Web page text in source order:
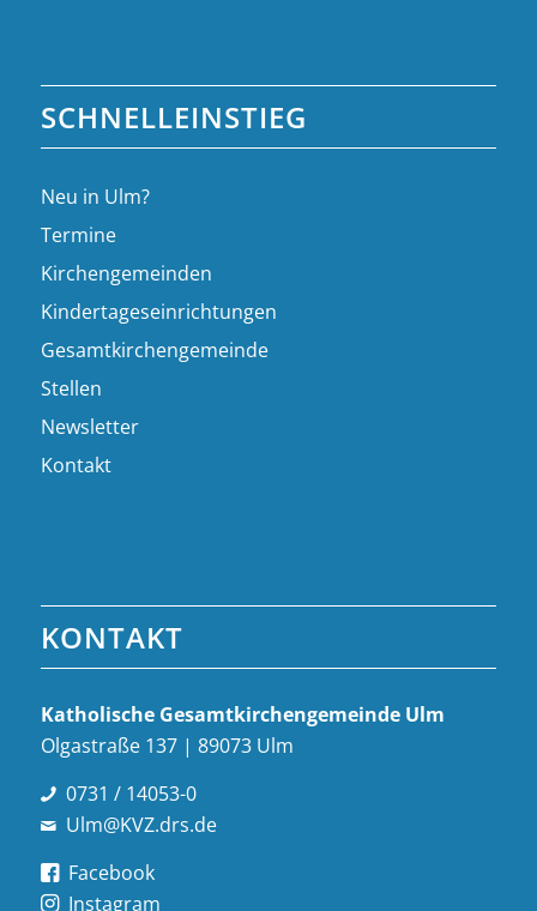
SCHNELLEINSTIEG
Neu in Ulm?
Termine
Kirchengemeinden
Kindertageseinrichtungen
Gesamtkirchengemeinde
Stellen
Newsletter
Kontakt
KONTAKT
Katholische Gesamt­kirchen­gemeinde Ulm
Olgastraße 137 | 89073 Ulm
0731 / 14053-0
Ulm@KVZ.drs.de
Facebook
Instagram